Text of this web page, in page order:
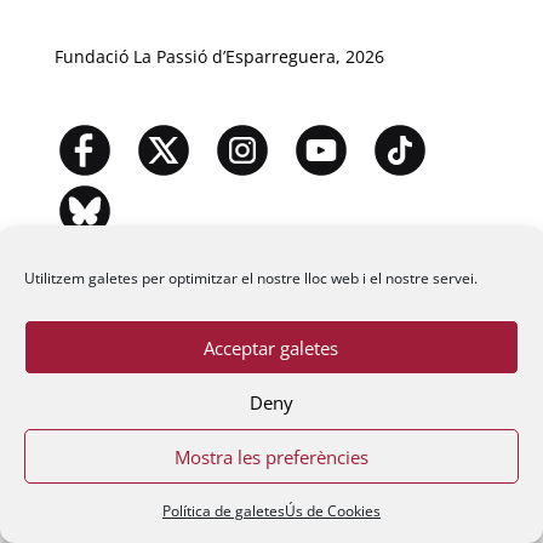
Utilitzem galetes per optimitzar el nostre lloc web i el nostre servei.
Acceptar galetes
Deny
Mostra les preferències
Política de galetesÚs de Cookies
Fundació La Passió d’Esparreguera, 2026